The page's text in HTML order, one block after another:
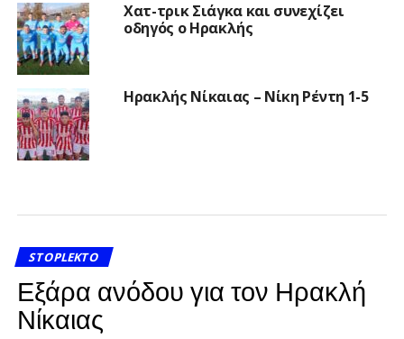
Χατ-τρικ Σιάγκα και συνεχίζει
οδηγός ο Ηρακλής
Ηρακλής Νίκαιας – Νίκη Ρέντη 1-5
STOPLEKTO
Εξάρα ανόδου για τον Ηρακλή
Νίκαιας